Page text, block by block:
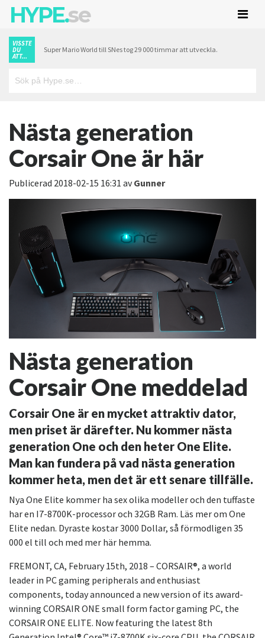
HYPE.se
VISSTE
DU
ATT...
Super Mario World till SNes tog 29 000 timmar att utveckla.
Nästa generation
Corsair One är här
Publicerad 2018-02-15 16:31 avGunner
Nästa generation
Corsair One meddelad
Corsair One är en mycket attraktiv dator,
men priset är därefter. Nu kommer nästa
generation One och den heter One Elite.
Man kan fundera på vad nästa generation
kommer heta, men det är ett senare tillfälle.
Nya One Elite kommer ha sex olika modeller och den tuffaste
har en I7-8700K-processor och 32GB Ram. Läs mer om One
Elite nedan. Dyraste kostar 3000 Dollar, så förmodligen 35
000 el till och med mer här hemma.
FREMONT, CA, February 15th, 2018 – CORSAIR®, a world
leader in PC gaming peripherals and enthusiast
components, today announced a new version of its award-
winning CORSAIR ONE small form factor gaming PC, the
CORSAIR ONE ELITE. Now featuring the latest 8th